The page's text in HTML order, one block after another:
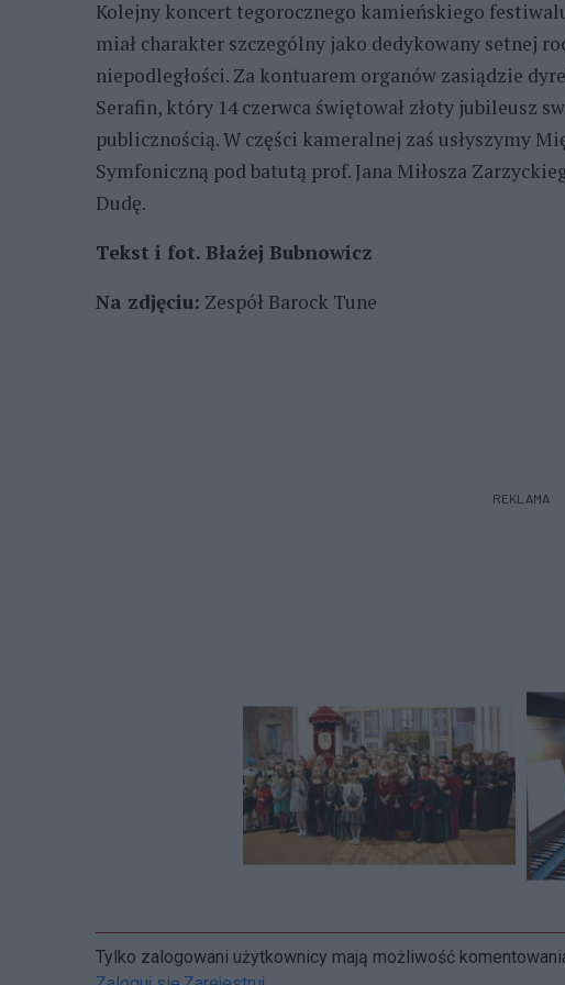
Kolejny koncert tegorocznego kamieńskiego
miał charakter szczególny jako dedykowany setnej
niepodległości. Za kontuarem organów zasiądzie
Serafin, który 14 czerwca świętował złoty jubileusz
publicznością. W części kameralnej zaś usłyszymy
Symfoniczną pod batutą prof. Jana Miłosza
Dudę.
Tekst i fot. Błażej Bubnowicz
Na zdjęciu: Zespół Barock Tune
REKLAMA
Tylko zalogowani użytkownicy mają możliwość